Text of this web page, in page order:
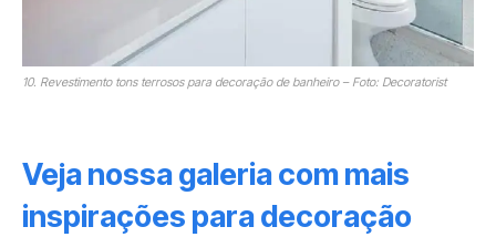
10. Revestimento tons terrosos para decoração de banheiro – Foto: Decoratorist
Veja nossa galeria com mais
inspirações para decoração